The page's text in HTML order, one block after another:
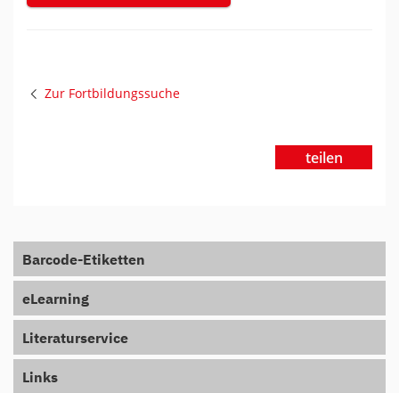
Zur Fortbildungssuche
teilen
Barcode-Etiketten
eLearning
Literaturservice
Links